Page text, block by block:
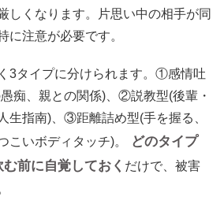
しくなります。片思い中の相手が同
に注意が必要です。
3タイプに分けられます。①感情吐
痴、親との関係)、②説教型(後輩・
生指南)、③距離詰め型(手を握る、
こいボディタッチ)。
どのタイプ
前に自覚しておく だけで、被害